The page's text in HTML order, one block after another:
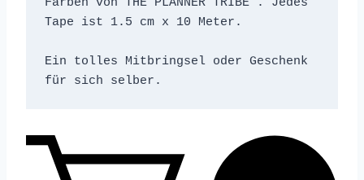
Tape ist 1.5 cm x 10 Meter.
Ein tolles Mitbringsel oder Geschenk
für sich selber.